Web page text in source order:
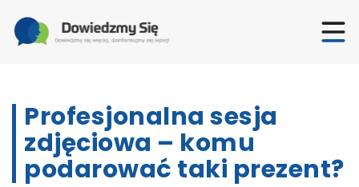
Profesjonalna sesja
zdjęciowa – komu
podarować taki prezent?